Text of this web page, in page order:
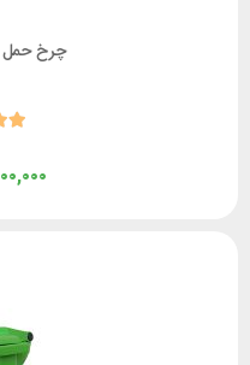
چرخ حمل زباله مدل 8300
تومان۱۹,۵۰۰,۰۰۰